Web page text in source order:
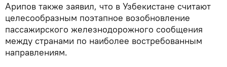
Арипов также заявил, что в Узбекистане считают
целесообразным поэтапное возобновление
пассажирского железнодорожного сообщения
между странами по наиболее востребованным
направлениям.